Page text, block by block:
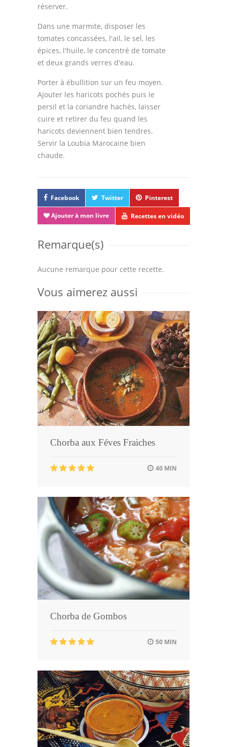
réserver.
Dans une marmite, disposer les
tomates concassées, l'ail, le sel, les
épices, l'huile, le concentré de tomate
et deux grands verres d'eau.
Porter à ébullition sur un feu moyen.
Ajouter les haricots pochés puis le
persil et la coriandre hachés, laisser
cuire et retirer du feu quand les
haricots deviennent bien tendres.
Servir la Loubia Marocaine bien
chaude.
Facebook Twitter Pinterest
Ajouter à mon livre Recettes en vidéo
Remarque(s)
Aucune remarque pour cette recette.
Vous aimerez aussi
Chorba aux Féves Fraiches
40 MIN
Chorba de Gombos
50 MIN